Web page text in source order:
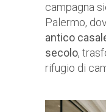
campagna
Palermo,
antico
secolo,
rifugio di